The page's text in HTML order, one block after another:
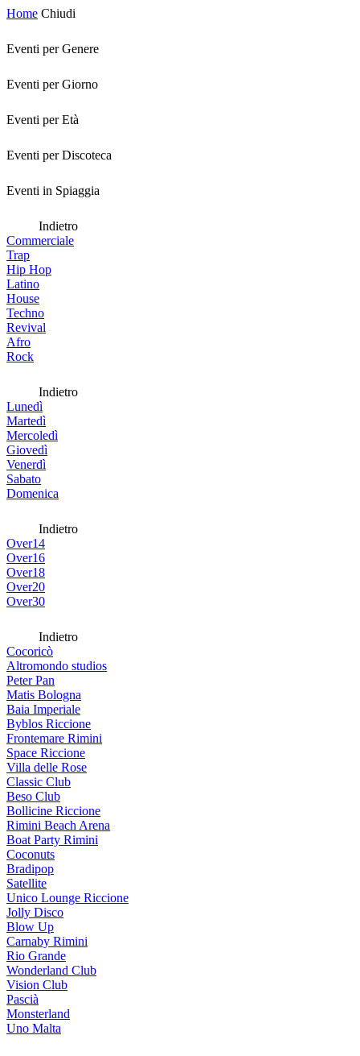
Home Chiudi
Eventi per Genere
Eventi per Giorno
Eventi per Età
Eventi per Discoteca
Eventi in Spiaggia
Indietro
Commerciale
Trap
Hip Hop
Latino
House
Techno
Revival
Afro
Rock
Indietro
Lunedì
Martedì
Mercoledì
Giovedì
Venerdì
Sabato
Domenica
Indietro
Over14
Over16
Over18
Over20
Over30
Indietro
Cocoricò
Altromondo studios
Peter Pan
Matis Bologna
Baia Imperiale
Byblos Riccione
Frontemare Rimini
Space Riccione
Villa delle Rose
Classic Club
Beso Club
Bollicine Riccione
Rimini Beach Arena
Boat Party Rimini
Coconuts
Bradipop
Satellite
Unico Lounge Riccione
Jolly Disco
Blow Up
Carnaby Rimini
Rio Grande
Wonderland Club
Vision Club
Pascià
Monsterland
Uno Malta